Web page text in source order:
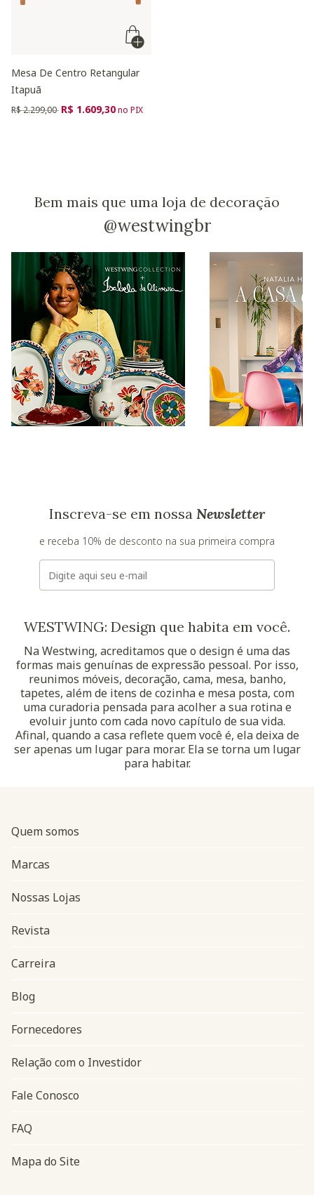
Mesa De Centro Retangular
Itapuã
Preço reduzido de
R$ 2.299,00 para
R$ 1.609,30no PIX
Bem mais que uma loja de decoração
@westwingbr
Inscreva-se em nossa Newsletter
e receba 10% de desconto na sua primeira compra
E-mail
WESTWING: Design que habita em você.
Na Westwing, acreditamos que o design é uma das
formas mais genuínas de expressão pessoal. Por isso,
reunimos móveis, decoração, cama, mesa, banho,
tapetes, além de itens de cozinha e mesa posta, com
uma curadoria pensada para acolher a sua rotina e
evoluir junto com cada novo capítulo de sua vida.
Afinal, quando a casa reflete quem você é, ela deixa de
ser apenas um lugar para morar. Ela se torna um lugar
para habitar.
Navegação do rodapé
Quem somos
Marcas
Nossas Lojas
Revista
Carreira
Blog
Fornecedores
Relação com o Investidor
Fale Conosco
FAQ
Mapa do Site